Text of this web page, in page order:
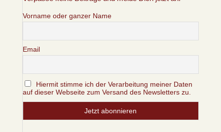
Vorname oder ganzer Name
Email
Hiermit stimme ich der Verarbeitung meiner Daten
auf dieser Webseite zum Versand des Newsletters zu.